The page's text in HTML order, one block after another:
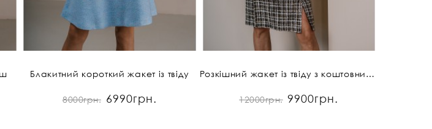
Блакитний короткий жакет із твіду
8000грн. 6990грн.
Розкішний жакет із твіду з коштовним оздобленням
12000грн. 9900грн.